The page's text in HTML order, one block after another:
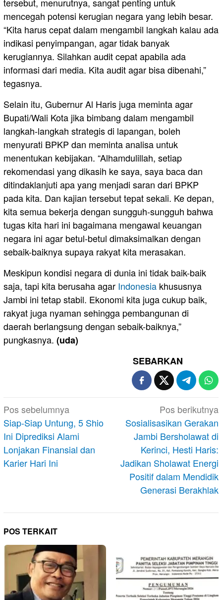
mencegah potensi kerugian negara yang lebih besar.
“Kita harus cepat dalam mengambil langkah kalau ada
indikasi penyimpangan, agar tidak banyak
kerugiannya. Silahkan audit cepat apabila ada
informasi dari media. Kita audit agar bisa dibenahi,”
tegasnya.
Selain itu, Gubernur Al Haris juga meminta agar
Bupati/Wali Kota jika bimbang dalam mengambil
langkah-langkah strategis di lapangan, boleh
menyurati BPKP dan meminta analisa untuk
menentukan kebijakan. “Alhamdulillah, setiap
rekomendasi yang dikasih ke saya, saya baca dan
ditindaklanjuti apa yang menjadi saran dari BPKP
pada kita. Dan kajian tersebut tepat sekali. Ke depan,
kita semua bekerja dengan sungguh-sungguh bahwa
tugas kita hari ini bagaimana mengawal keuangan
negara ini agar betul-betul dimaksimalkan dengan
sebaik-baiknya supaya rakyat kita merasakan.
Meskipun kondisi negara di dunia ini tidak baik-baik
saja, tapi kita berusaha agar Indonesia khususnya
Jambi ini tetap stabil. Ekonomi kita juga cukup baik,
rakyat juga nyaman sehingga pembangunan di
daerah berlangsung dengan sebaik-baiknya,”
pungkasnya. (uda)
SEBARKAN
Navigasi
pos
Pos sebelumnya
Siap-Siap Untung, 5 Shio
Ini Diprediksi Alami
Lonjakan Finansial dan
Karier Hari Ini
Pos berikutnya
Sosialisasikan Gerakan
Jambi Bersholawat di
Kerinci, Hesti Haris:
Jadikan Sholawat Energi
Positif dalam Mendidik
Generasi Berakhlak
POS TERKAIT